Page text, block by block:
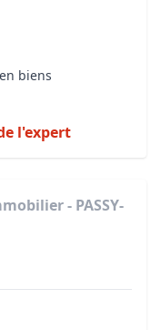
biens
l'expert
- PASSY-